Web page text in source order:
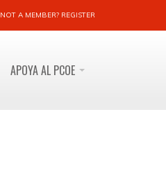
NOT A MEMBER? REGISTER
APOYA AL PCOE